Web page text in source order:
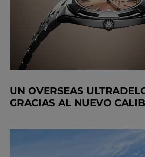
UN OVERSEAS
GRACIAS AL NUEVO